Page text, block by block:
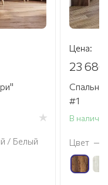
/ Белый
Цена:
23 680
#1
В наличии
Цвет —